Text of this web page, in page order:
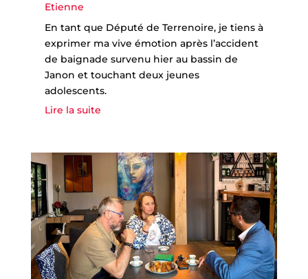
Etienne
En tant que Député de Terrenoire, je tiens à
exprimer ma vive émotion après l’accident
de baignade survenu hier au bassin de
Janon et touchant deux jeunes
adolescents.
Lire la suite